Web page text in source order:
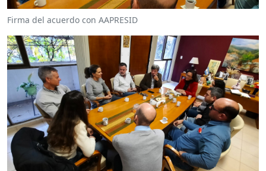
Firma del acuerdo con AAPRESID